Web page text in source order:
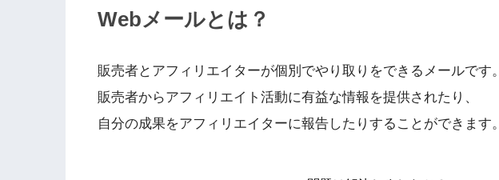
Webメールとは？
販売者とアフィリエイターが個別でやり取りをできるメールです。
販売者からアフィリエイト活動に有益な情報を提供されたり、
自分の成果をアフィリエイターに報告したりすることができます。